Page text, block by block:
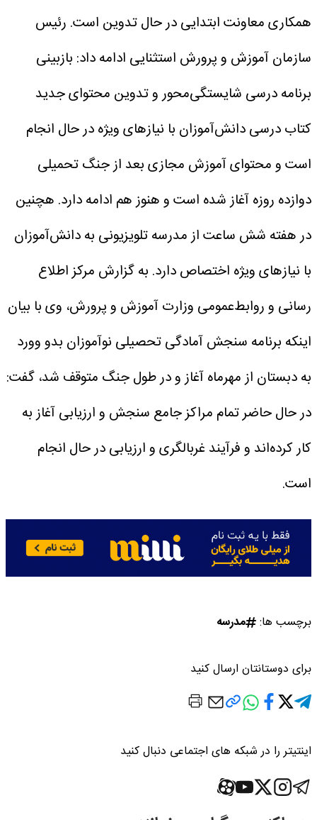
همکاری معاونت ابتدایی در حال تدوین است. رئیس
سازمان آموزش و پرورش استثنایی ادامه داد: بازبینی
برنامه درسی شایستگی‌محور و تدوین محتوای جدید
کتاب درسی دانش‌آموزان با نیازهای ویژه در حال انجام
است و محتوای آموزش مجازی بعد از جنگ تحمیلی
دوازده روزه آغاز شده است و هنوز هم ادامه دارد. هچنین
در هفته شش ساعت از مدرسه تلویزیونی به دانش‌آموزان
با نیازهای ویژه اختصاص دارد. به گزارش مرکز اطلاع
رسانی و روابط‌عمومی وزارت آموزش و پرورش، وی با بیان
اینکه برنامه سنجش آمادگی تحصیلی نوآموزان بدو وورد
به دبستان از مهرماه آغاز و در طول جنگ متوقف شد، گفت:
در حال حاضر تمام مراکز جامع سنجش و ارزیابی آغاز به
کار کرده‌اند و فرآیند غربالگری و ارزیابی در حال انجام
است.
برچسب ها: مدرسه
برای دوستانتان ارسال کنید
اینتیتر را در شبکه های اجتماعی دنبال کنید